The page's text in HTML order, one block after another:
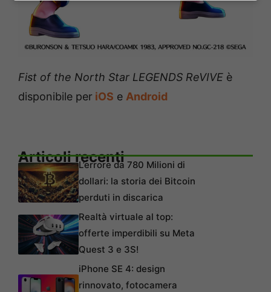
Fist of the North Star LEGENDS ReVIVE è
disponibile per iOS e Android
Articoli recentiL’errore da 780 Milioni di
dollari: la storia dei Bitcoin
perduti in discarica
Realtà virtuale al top:
offerte imperdibili su Meta
Quest 3 e 3S!
iPhone SE 4: design
rinnovato, fotocamera